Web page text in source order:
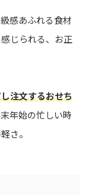
感あふれる食材
じられる、お正
注文するおせち
年始の忙しい時
さ。